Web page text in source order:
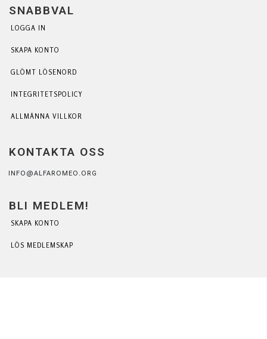
SNABBVAL
LOGGA IN
SKAPA KONTO
GLÖMT LÖSENORD
INTEGRITETSPOLICY
ALLMÄNNA VILLKOR
KONTAKTA OSS
INFO@ALFAROMEO.ORG
BLI MEDLEM!
SKAPA KONTO
LÖS MEDLEMSKAP